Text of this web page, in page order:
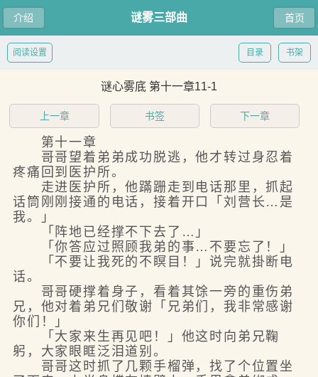
介绍 首页
谜雾三部曲
书架
目录
阅读设置
谜心雾底 第十一章11-1
上一章 书签 下一章
第十一章
哥哥望着弟弟成功脱逃，他才转过身忍着
疼痛回到医护所。
走进医护所，他蹣跚走到电话那里，抓起
话筒刚刚接通的电话，接着开口「刘营长…是
我。」
「阵地已经撑不下去了…」
「你答应过照顾我弟的事…不要忘了！」
「不要让我死的不瞑目！」说完就掛断电
话。
哥哥硬撑着身子，看着其馀一旁的重伤弟
兄，他对着弟兄们敬谢「兄弟们，我非常感谢
你们！」
「大家来生再见吧！」他这时向弟兄鞠
躬，大家眼眶泛泪道别。
哥哥这时抓了几颗手榴弹，找了个位置坐